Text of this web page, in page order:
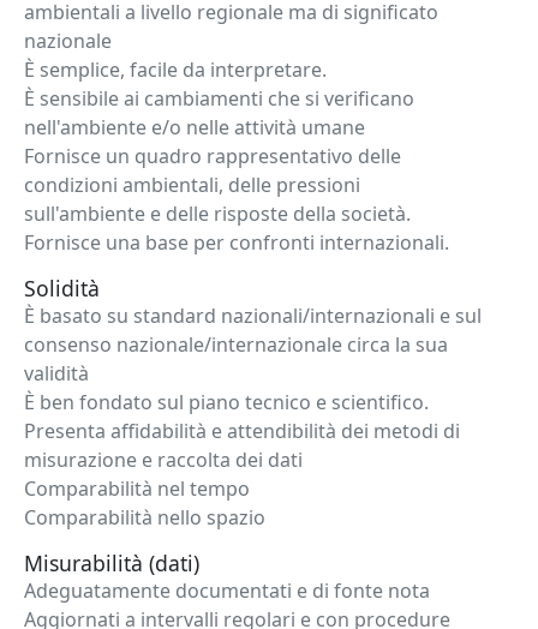
ambientali a livello regionale ma di significato
nazionale
È semplice, facile da interpretare.
È sensibile ai cambiamenti che si verificano
nell'ambiente e/o nelle attività umane
Fornisce un quadro rappresentativo delle
condizioni ambientali, delle pressioni
sull'ambiente e delle risposte della società.
Fornisce una base per confronti internazionali.
Solidità
È basato su standard nazionali/internazionali e sul
consenso nazionale/internazionale circa la sua
validità
È ben fondato sul piano tecnico e scientifico.
Presenta affidabilità e attendibilità dei metodi di
misurazione e raccolta dei dati
Comparabilità nel tempo
Comparabilità nello spazio
Misurabilità (dati)
Adeguatamente documentati e di fonte nota
Aggiornati a intervalli regolari e con procedure